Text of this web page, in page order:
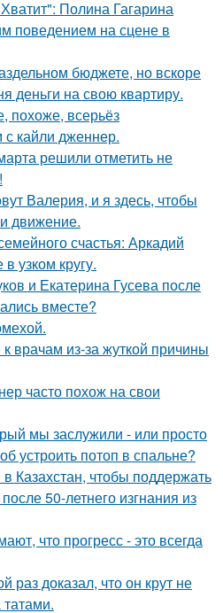
Полина Гагарина
поведением на сцене в
бюджете, но вскоре
деньги на свою квартиру.
похоже, всерьёз
кайли дженнер.
решили отметить не
Валерия, и я здесь, чтобы
движение.
счастья: Аркадий
узком кругу.
и Екатерина Гусева после
вместе?
врачам из-за жуткой причины
часто похож на свои
мы заслужили - или просто
устроить потоп в спальне?
Казахстан, чтобы поддержать
50-летнего изгнания из
что прогресс - это всегда
раз доказал, что он крут не